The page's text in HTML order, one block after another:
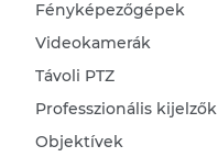
Fényképezőgépek
Videokamerák
Távoli PTZ
Professzionális kijelzők
Objektívek